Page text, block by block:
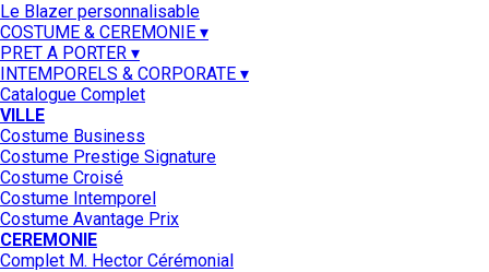
Le Blazer personnalisable
COSTUME & CEREMONIE ▾
PRET A PORTER ▾
INTEMPORELS & CORPORATE ▾
Catalogue Complet
VILLE
Costume Business
Costume Prestige Signature
Costume Croisé
Costume Intemporel
Costume Avantage Prix
CEREMONIE
Complet M. Hector Cérémonial